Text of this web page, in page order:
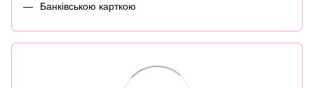
Банківською карткою